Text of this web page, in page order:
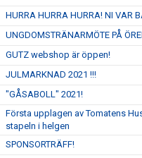
HURRA HURRA HURRA! NI VAR
UNGDOMSTRÄNARMÖTE PÅ
GUTZ webshop är öppen!
JULMARKNAD 2021 !!!
"GÅSABOLL" 2021!
Första upplagen av Tomatens
stapeln i helgen
SPONSORTRÄFF!